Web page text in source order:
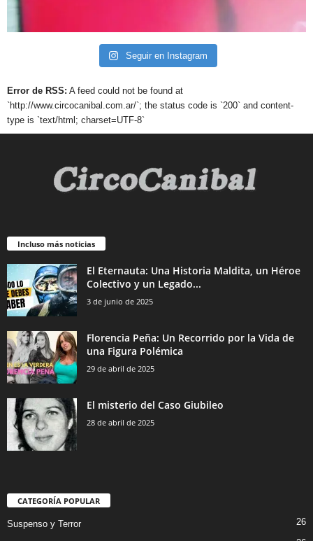
Seguir en Instagram
Error de RSS: A feed could not be found at
`http://www.circocanibal.com.ar/`; the status code is `200` and content-
type is `text/html; charset=UTF-8`
Incluso más noticias
El Eternauta: Una Historia Maldita, un Héroe
Colectivo y un Legado...
3 de junio de 2025
Florencia Peña: Un Recorrido por la Vida de
una Figura Polémica
29 de abril de 2025
El misterio del Caso Giubileo
28 de abril de 2025
CATEGORÍA POPULAR
Suspenso y Terror 26